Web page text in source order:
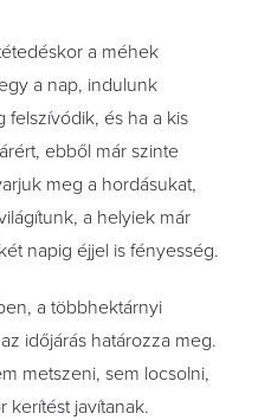
a méhek
a nap, indulunk
felszívódik, és ha a kis
ebből már szinte
meg a hordásukat,
a helyiek már
napig éjjel is fényesség.
a többhektárnyi
időjárás határozza meg.
metszeni, sem locsolni,
kerítést javítanak.